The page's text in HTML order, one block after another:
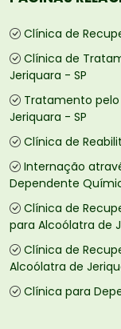
Clínica de
Clínica de
Jeriquara - SP
Tratamento
Jeriquara - SP
Clínica de
Internação
Dependente
Clínica de
para Alcoólatra de
Clínica de
Alcoólatra de
Clínica para